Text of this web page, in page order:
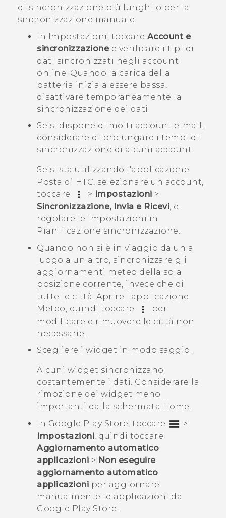
di sincronizzazione più lunghi o per la
sincronizzazione manuale.
In Impostazioni, toccare Account e
sincronizzazionee verificare i tipi di
dati sincronizzati negli account
online. Quando la carica della
batteria inizia a essere bassa,
disattivare temporaneamente la
sincronizzazione dei dati.
Se si dispone di molti account e-mail,
considerare di prolungare i tempi di
sincronizzazione di alcuni account.
Se si sta utilizzando l'applicazione
Posta di HTC, selezionare un account,
toccare
> Impostazioni >
Sincronizzazione, Invia e Ricevi, e
regolare le impostazioni in
Pianificazione sincronizzazione.
Quando non si è in viaggio da un a
luogo a un altro, sincronizzare gli
aggiornamenti meteo della sola
posizione corrente, invece che di
tutte le città. Aprire l'applicazione
Meteo, quindi toccare
per
modificare e rimuovere le città non
necessarie.
Scegliere i widget in modo saggio.
Alcuni widget sincronizzano
costantemente i dati. Considerare la
rimozione dei widget meno
importanti dalla schermata Home.
In Google Play Store , toccare
>
Impostazioni, quindi toccare
Aggiornamento automatico
applicazioni > Non eseguire
aggiornamento automatico
applicazioni per aggiornare
manualmente le applicazioni da
Google Play Store.